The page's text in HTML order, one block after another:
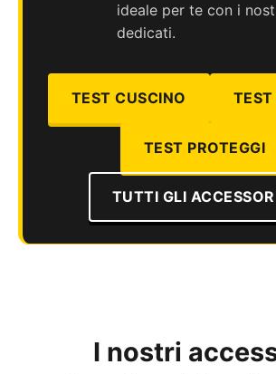
ideale per te con i
dedicati.
TEST CUSCINO TEST
TEST PROTEGGI
TUTTI GLI
I nostri